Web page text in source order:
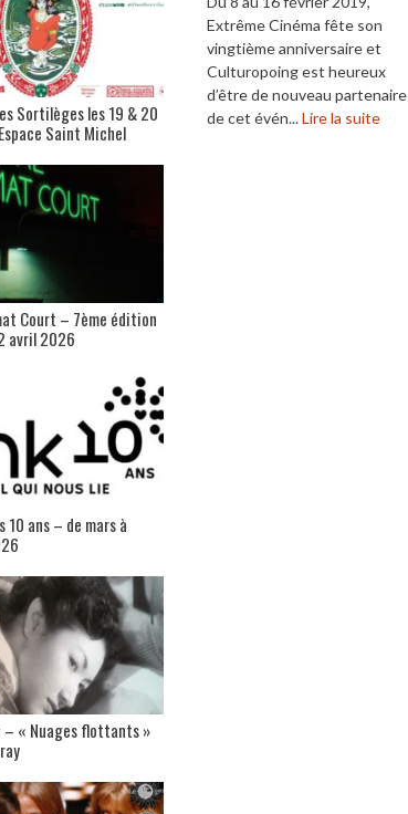
Extrême Cinéma fête son
vingtième anniversaire et
Culturopoing est heureux
d’être de nouveau partenaire
de cet évén...Lire la suite
Sortilèges les 19 & 20
Saint Michel
Court – 7ème édition
avril 2026
10 ans – de mars à
– « Nuages flottants »